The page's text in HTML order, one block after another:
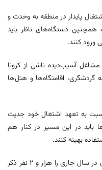
پایدار در منطقه به وحدت و
دستگاه‌های ناظر باید
کنند.
تسهیلات مشاغل آسیب‌دیده ناشی از کرونا
گردشگری، اقامتگاه‌ها و هتل‌ها
به تعهد اشتغال خود جدیت
باید در این مسیر در کنار هم
بهینه کنند.
فرماندار نهبندان تعهد اشتغال این شهرستان در سال جاری را هزار و ۲ نفر ذکر